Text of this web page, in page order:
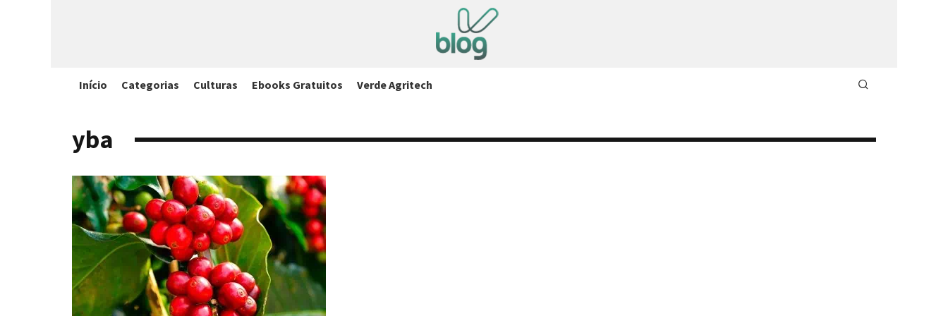
Início Categorias Culturas Ebooks Gratuitos Verde Agritech
yba